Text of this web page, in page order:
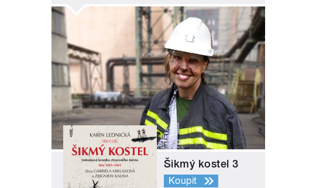
Šikmý kostel 3
Koupit